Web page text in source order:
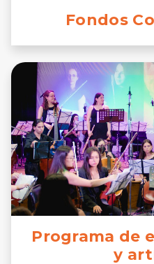
Fondos
Programa de
y